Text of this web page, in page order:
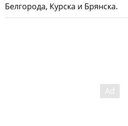
Белгорода, Курска и Брянска.